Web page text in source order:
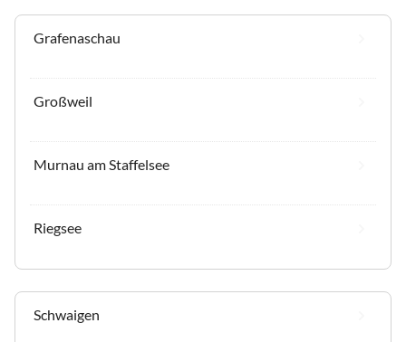
Grafenaschau
Großweil
Murnau am Staffelsee
Riegsee
Schwaigen